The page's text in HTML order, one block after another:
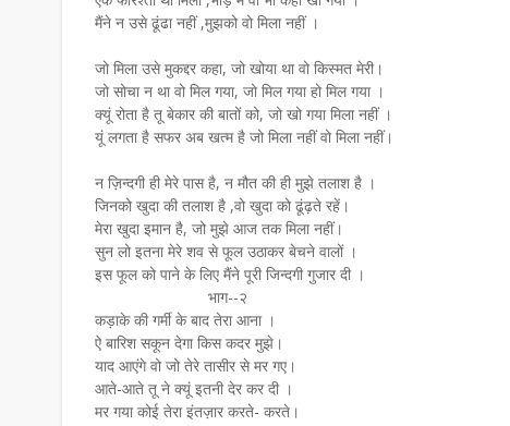
मैंने न उसे ढूंढा नहीं ,मुझको वो मिला नहीं ।
जो मिला उसे मुकद्दर कहा, जो खोया था वो किस्मत मेरी।
जो सोचा न था वो मिल गया, जो मिल गया हो मिल गया ।
क्यूं रोता है तू बेकार की बातों को, जो खो गया मिला नहीं ।
यूं लगता है सफर अब खत्म है जो मिला नहीं वो मिला नहीं।
न ज़िन्दगी ही मेरे पास है, न मौत की ही मुझे तलाश है ।
जिनको खुदा की तलाश है ,वो खुदा को ढूंढ़ते रहें।
मेरा खुदा इमान है, जो मुझे आज तक मिला नहीं।
सुन लो इतना मेरे शव से फूल उठाकर बेचने वालों ।
इस फूल को पाने के लिए मैंने पूरी जिन्दगी गुजार दी ।
भाग--२
कड़ाके की गर्मी के बाद तेरा आना ।
ऐ बारिश सकून देगा किस कदर मुझे।
याद आएंगे वो जो तेरे तासीर से मर गए।
आते-आते तू ने क्यूं इतनी देर कर दी ।
मर गया कोई तेरा इंतज़ार करते- करते।